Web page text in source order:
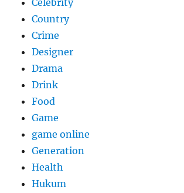
Country
Crime
Designer
Drama
Drink
Food
Game
game online
Generation
Health
Hukum